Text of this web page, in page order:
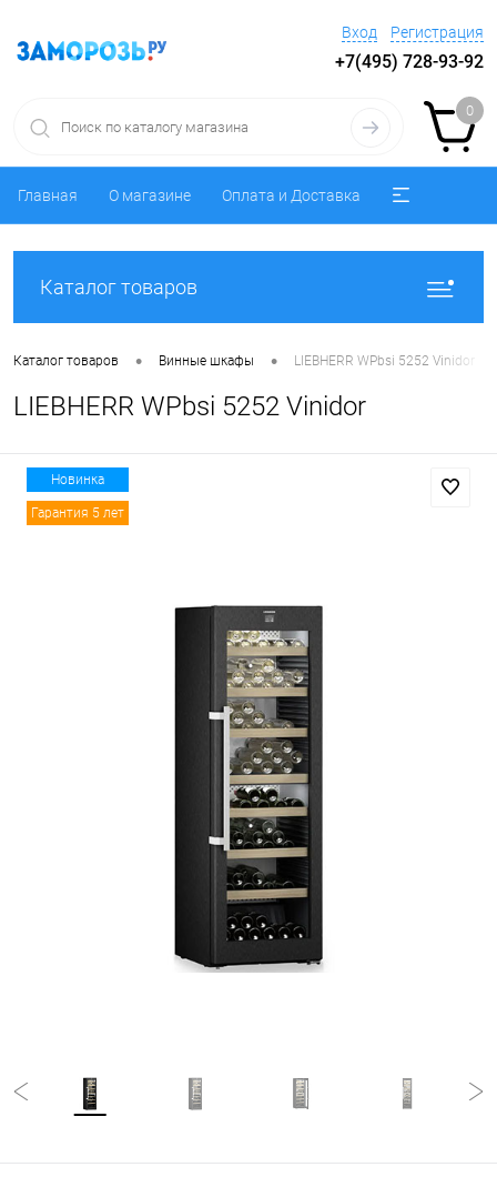
Вход Регистрация
+7(495) 728-93-92
0
Главная О магазине Оплата и Доставка
Каталог товаров
Каталог товаров • Винные шкафы • LIEBHERR WPbsi 5252 Vinidor
LIEBHERR WPbsi 5252 Vinidor
Новинка
Гарантия 5 лет